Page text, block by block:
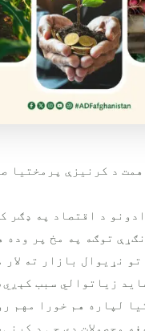
د کرنیزې پرمختیا
د اقتصاد په ډګر
توګه په مخ پر وده
نړیوال بازار ته لار
زیاتوالي سبب
لپاره هم خورا مهم